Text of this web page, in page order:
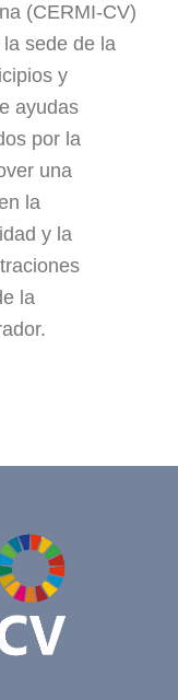
(CERMI-CV)
sede de la
y
ayudas
por la
una
la
y la
la